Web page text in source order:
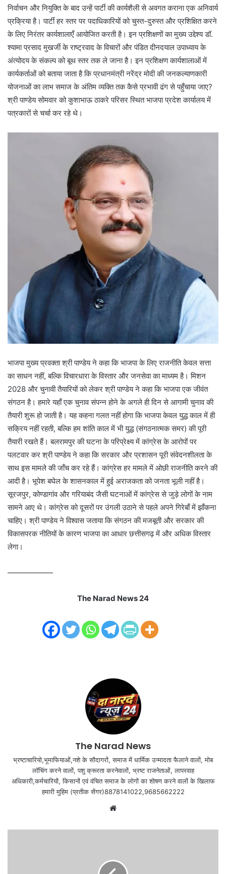
निर्वाचन और नियुक्ति के बाद उन्हें पार्टी की कार्यशैली से अवगत कराना एक अनिवार्य
प्रक्रिया है। पार्टी हर स्तर पर पदाधिकारियों को चुस्त-दुरुस्त और प्रशिक्षित करने
के लिए निरंतर कार्यशालाएँ आयोजित करती है। इन प्रशिक्षणों का मुख्य उद्देश्य डॉ.
श्यामा प्रसाद मुखर्जी के राष्ट्रवाद के विचारों और पंडित दीनदयाल उपाध्याय के
अंत्योदय के संकल्प को बूथ स्तर तक ले जाना है। इन प्रशिक्षण कार्यशालाओं में
कार्यकर्ताओं को बताया जाता है कि प्रधानमंत्री नरेंद्र मोदी की जनकल्याणकारी
योजनाओं का लाभ समाज के अंतिम व्यक्ति तक कैसे प्रभावी ढंग से पहुँचाया जाए?
श्री पाण्डेय सोमवार को कुशाभाऊ ठाकरे परिसर स्थित भाजपा प्रदेश कार्यालय में
पत्रकारों से चर्चा कर रहे थे।
भाजपा मुख्य प्रवक्ता श्री पाण्डेय ने कहा कि भाजपा के लिए राजनीति केवल सत्ता
का साधन नहीं, बल्कि विचारधारा के विस्तार और जनसेवा का माध्यम है। मिशन
2028 और चुनावी तैयारियों को लेकर श्री पाण्डेय ने कहा कि भाजपा एक जीवंत
संगठन है। हमारे यहाँ एक चुनाव संपन्न होने के अगले ही दिन से आगामी चुनाव की
तैयारी शुरू हो जाती है। यह कहना गलत नहीं होगा कि भाजपा केवल युद्ध काल में ही
सक्रिय नहीं रहती, बल्कि हम शांति काल में भी युद्ध (संगठनात्मक समर) की पूरी
तैयारी रखते हैं। बलरामपुर की घटना के परिप्रेक्ष्य में कांग्रेस के आरोपों पर
पलटवार कर श्री पाण्डेय ने कहा कि सरकार और प्रशासन पूरी संवेदनशीलता के
साथ इस मामले की जाँच कर रहे हैं। कांग्रेस हर मामले में ओछी राजनीति करने की
आदी है। भूपेश बघेल के शासनकाल में हुई अराजकता को जनता भूली नहीं है।
सूरजपुर, कोण्डागांव और गरियाबंद जैसी घटनाओं में कांग्रेस से जुड़े लोगों के नाम
सामने आए थे। कांग्रेस को दूसरों पर उंगली उठाने से पहले अपने गिरेबाँ में झाँकना
चाहिए। श्री पाण्डेय ने विश्वास जताया कि संगठन की मजबूती और सरकार की
विकासपरक नीतियों के कारण भाजपा का आधार छत्तीसगढ़ में और अधिक विस्तार
लेगा।
——————
The Narad News 24
The Narad News
भ्रष्टाचारियो,भूमाफियाओं,नशे के सौदागरों, समाज में धार्मिक उन्मादता फैलाने वालों, मोब
लॉचिंग करने वालों, पशु क्रूरता करनेवालों, भ्रष्ट राजनेताओं, लापरवाह
अधिकारी,कर्मचारियों, किसानों एवं वंचित समाज के लोगों का शोषण करने वालों के खिलाफ
हमारी मुहिम (प्रतीक सेंगर)8878141022,9685662222
Website